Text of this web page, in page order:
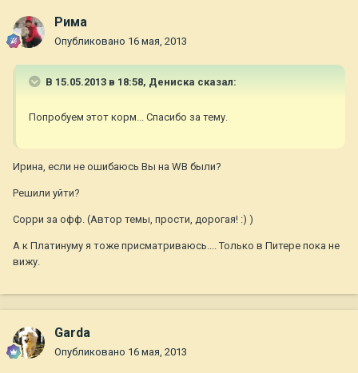
Рима
Опубликовано 16 мая, 2013
В 15.05.2013 в 18:58, Дениска сказал:
Попробуем этот корм... Спасибо за тему.
Ирина, если не ошибаюсь Вы на WB были?
Решили уйти?
Сорри за офф. (Автор темы, прости, дорогая! :) )
А к Платинуму я тоже присматриваюсь.... Только в Питере пока не
вижу.
Garda
Опубликовано 16 мая, 2013